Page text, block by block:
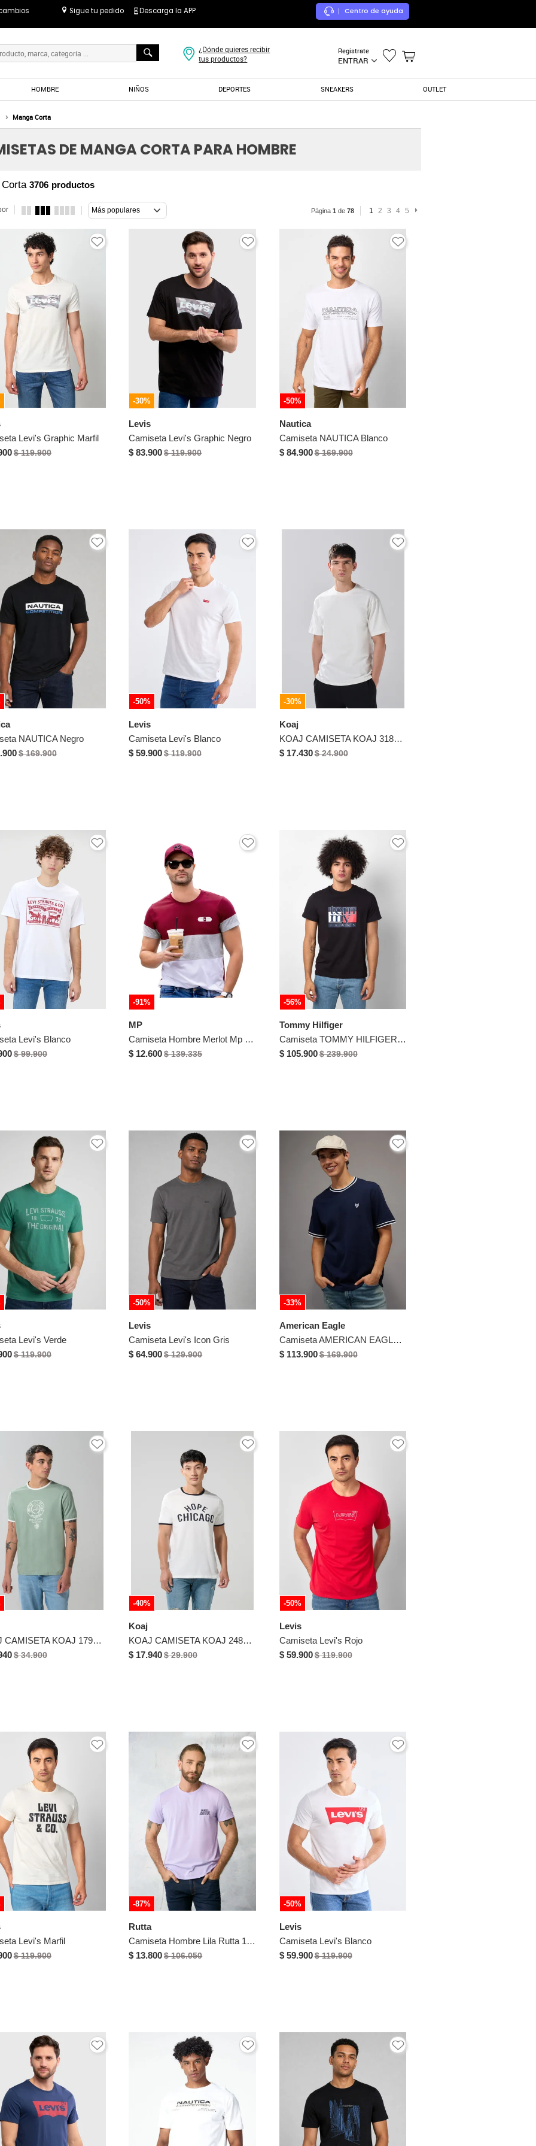
Sigue tu pedido Descarga la APP | Centro de ayuda
Registrate
ENTRAR
¿Dónde quieres recibir
tus productos?
HOMBRE NIÑOS DEPORTES SNEAKERS OUTLET
Manga Corta
DE MANGA CORTA PARA HOMBRE
Corta3706 productos
Más populares Página 1 de 78 1 2 3 4 5
Levi's Graphic Marfil
$ 119.900
-30%
Levis
Camiseta Levi's Graphic Negro
$ 83.900$ 119.900
-50%
Nautica
Camiseta NAUTICA Blanco
$ 84.900$ 169.900
NAUTICA Negro
$ 169.900
-50%
Levis
Camiseta Levi's Blanco
$ 59.900$ 119.900
-30%
Koaj
KOAJ CAMISETA KOAJ 31871 1/26
$ 17.430$ 24.900
Levi's Blanco
$ 99.900
-91%
MP
Camiseta Hombre Merlot Mp 96018
$ 12.600$ 139.335
-56%
Tommy Hilfiger
Camiseta TOMMY HILFIGER Negro
$ 105.900$ 239.900
Levi's Verde
$ 119.900
-50%
Levis
Camiseta Levi's Icon Gris
$ 64.900$ 129.900
-33%
American Eagle
Camiseta AMERICAN EAGLE Azul
$ 113.900$ 169.900
KOAJ CAMISETA KOAJ 17943 1/25
$ 34.900
-40%
Koaj
KOAJ CAMISETA KOAJ 24843 3/25
$ 17.940$ 29.900
-50%
Levis
Camiseta Levi's Rojo
$ 59.900$ 119.900
Levi's Marfil
$ 119.900
-87%
Rutta
Camiseta Hombre Lila Rutta 1855
$ 13.800$ 106.050
-50%
Levis
Camiseta Levi's Blanco
$ 59.900$ 119.900